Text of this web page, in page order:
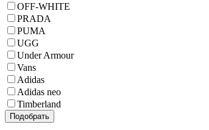
OFF-WHITE
PRADA
PUMA
UGG
Under Armour
Vans
Adidas
Adidas neo
Timberland